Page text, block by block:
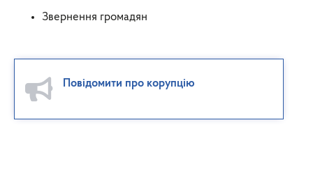
Звернення громадян
Повідомити про корупцію